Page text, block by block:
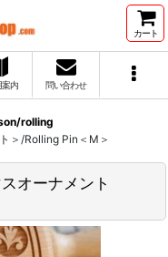
カート
案内 問い合わせ
rolling
＞/Rolling Pin＜M＞
オーナメント